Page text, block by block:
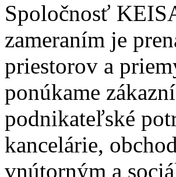
Spoločnosť
zameraním je
priestorov a
ponúkame
podnikateľské
kancelárie,
vnútorným a